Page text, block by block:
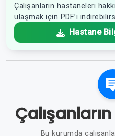
Çalışanların hastaneleri
ulaşmak için PDF’i
Hastane
Bu kurumda